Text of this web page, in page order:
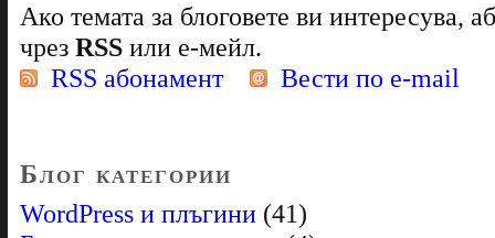
Ако темата за блоговете ви интересува,
чрез RSS или е-мейл.
RSS абонамент
Вести по e-mail
Блог категории
WordPress и плъгини (41)